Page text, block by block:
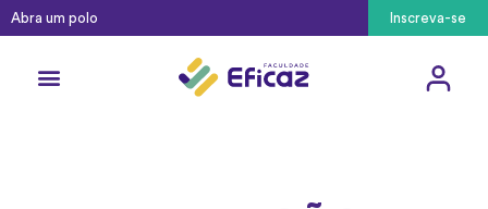
Abra um polo Inscreva-se